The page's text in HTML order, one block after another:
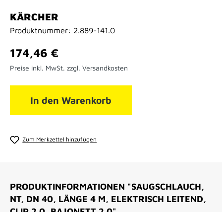
KÄRCHER
Produktnummer: 2.889-141.0
Regulärer Preis:
174,46 €
Preise inkl. MwSt. zzgl. Versandkosten
In den Warenkorb
Zum Merkzettel hinzufügen
PRODUKTINFORMATIONEN "SAUGSCHLAUCH,
NT, DN 40, LÄNGE 4 M, ELEKTRISCH LEITEND,